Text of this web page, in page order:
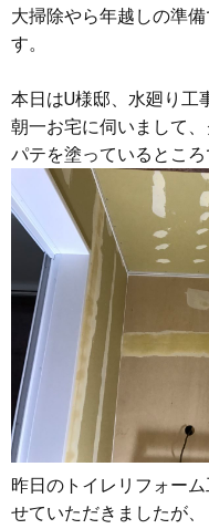
大掃除やら年越しの準
す。
本日はU様邸、水廻り工
朝一お宅に伺いまして
パテを塗っているところ
昨日のトイレリフォー
せていただきましたが、